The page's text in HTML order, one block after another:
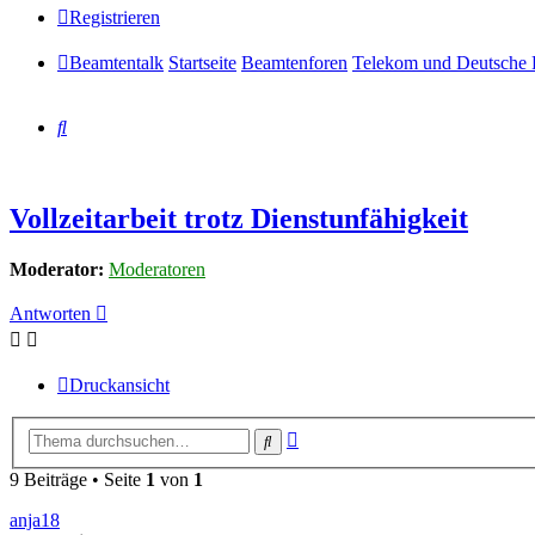
Registrieren
Beamtentalk Startseite Beamtenforen Telekom und Deutsche
Suche
Vollzeitarbeit trotz Dienstunfähigkeit
Moderator: Moderatoren
Antworten
Druckansicht
Suche
9 Beiträge • Seite 1 von 1
anja18